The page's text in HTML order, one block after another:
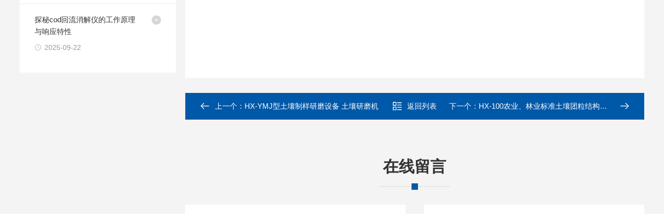
探秘cod回流消解仪的工作原理
与响应特性
2025-09-22
上一个： HX-YMJ型土壤制样研磨设备 土壤研磨机 返回列表 下一个： HX-100农业、林业标准土壤团粒结构分析仪
在线留言